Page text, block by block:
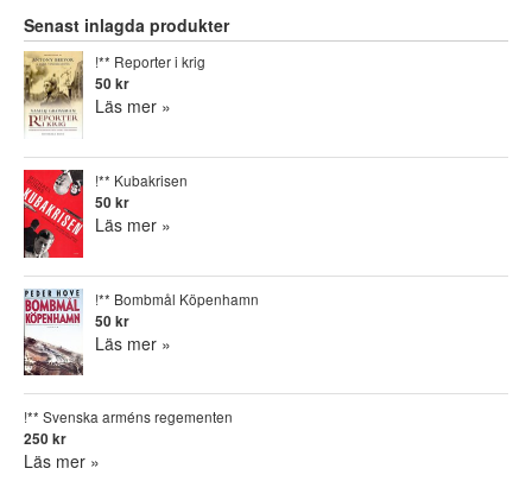
Senast inlagda produkter
!** Reporter i krig
50 kr
Läs mer »
!** Kubakrisen
50 kr
Läs mer »
!** Bombmål Köpenhamn
50 kr
Läs mer »
!** Svenska arméns regementen
250 kr
Läs mer »